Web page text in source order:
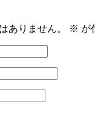
ありません。 ※ が